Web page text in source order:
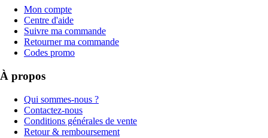
Mon compte
Centre d'aide
Suivre ma commande
Retourner ma commande
Codes promo
À propos
Qui sommes-nous ?
Contactez-nous
Conditions générales de vente
Retour & remboursement